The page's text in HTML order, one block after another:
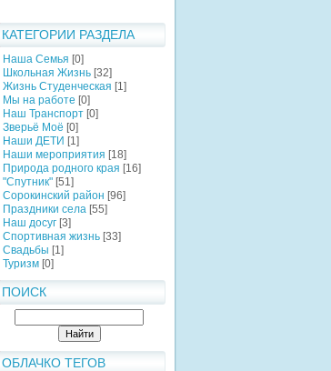
КАТЕГОРИИ РАЗДЕЛА
Наша Семья [0]
Школьная Жизнь [32]
Жизнь Студенческая [1]
Мы на работе [0]
Наш Транспорт [0]
Зверьё Моё [0]
Наши ДЕТИ [1]
Наши мероприятия [18]
Природа родного края [16]
"Спутник" [51]
Сорокинский район [96]
Праздники села [55]
Наш досуг [3]
Спортивная жизнь [33]
Свадьбы [1]
Туризм [0]
ПОИСК
ОБЛАЧКО ТЕГОВ